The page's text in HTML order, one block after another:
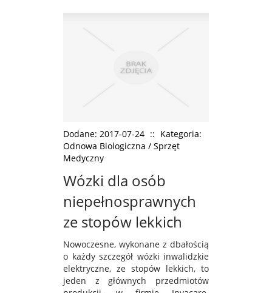
Dodane: 2017-07-24 :: Kategoria:
Odnowa Biologiczna / Sprzęt
Medyczny
Wózki dla osób
niepełnosprawnych
ze stopów lekkich
Nowoczesne, wykonane z dbałością
o każdy szczegół wózki inwalidzkie
elektryczne, ze stopów lekkich, to
jeden z głównych przedmiotów